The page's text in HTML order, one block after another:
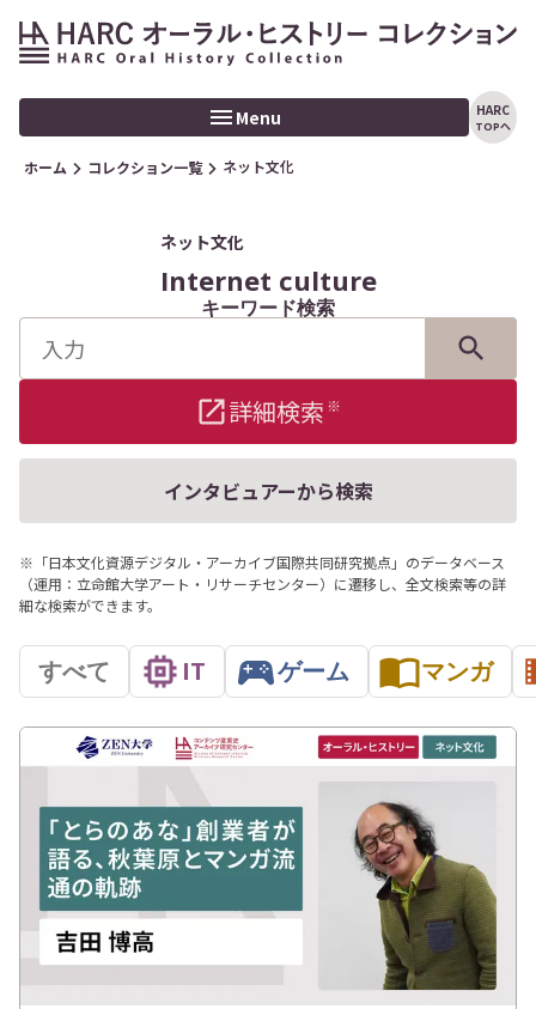
Menu HARC
TOPへ
ホーム
コレクション
CONTACT
検索
利用規定
ホーム コレクション一覧 ネット文化
ネット文化
Internet culture
キーワード検索
詳細検索 ※
インタビュアーから検索
※「日本文化資源デジタル・アーカイブ国際共同研究拠点」のデータベース
（運用：立命館大学アート・リサーチセンター）に遷移し、全文検索等の詳
細な検索ができます。
すべて IT ゲーム マンガ